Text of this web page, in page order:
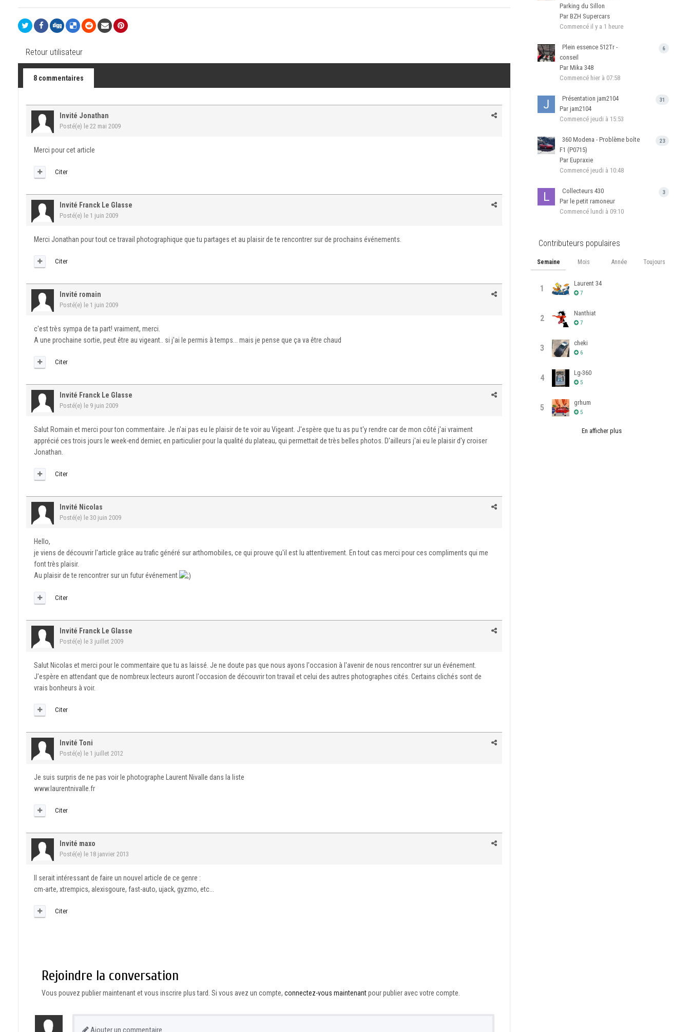
Retour utilisateur
8 commentaires
Invité Jonathan
Posté(e) le 22 mai 2009
Merci pour cet article
Citer
Invité Franck Le Glasse
Posté(e) le 1 juin 2009
Merci Jonathan pour tout ce travail photographique que tu partages et au plaisir de te rencontrer sur de prochains événements.
Citer
Invité romain
Posté(e) le 1 juin 2009
c'est très sympa de ta part! vraiment, merci.
A une prochaine sortie, peut être au vigeant.. si j'ai le permis à temps... mais je pense que ça va être chaud
Citer
Invité Franck Le Glasse
Posté(e) le 9 juin 2009
Salut Romain et merci pour ton commentaire. Je n'ai pas eu le plaisir de te voir au Vigeant. J'espère que tu as pu t'y rendre car de mon côté j'ai vraiment
apprécié ces trois jours le week-end dernier, en particulier pour la qualité du plateau, qui permettait de très belles photos. D'ailleurs j'ai eu le plaisir d'y croiser
Jonathan.
Citer
Invité Nicolas
Posté(e) le 30 juin 2009
Hello,
je viens de découvrir l'article grâce au trafic généré sur arthomobiles, ce qui prouve qu'il est lu attentivement. En tout cas merci pour ces compliments qui me
font très plaisir.
Au plaisir de te rencontrer sur un futur événement
Citer
Invité Franck Le Glasse
Posté(e) le 3 juillet 2009
Salut Nicolas et merci pour le commentaire que tu as laissé. Je ne doute pas que nous ayons l'occasion à l'avenir de nous rencontrer sur un événement.
J'espère en attendant que de nombreux lecteurs auront l'occasion de découvrir ton travail et celui des autres photographes cités. Certains clichés sont de
vrais bonheurs à voir.
Citer
Invité Toni
Posté(e) le 1 juillet 2012
Je suis surpris de ne pas voir le photographe Laurent Nivalle dans la liste
www.laurentnivalle.fr
Citer
Invité maxo
Posté(e) le 18 janvier 2013
Il serait intéressant de faire un nouvel article de ce genre :
cm-arte, xtrempics, alexisgoure, fast-auto, ujack, gyzmo, etc...
Citer
Rejoindre la conversation
Vous pouvez publier maintenant et vous inscrire plus tard. Si vous avez un compte, connectez-vous maintenantpour publier avec votre compte.
Ajouter un commentaire…
Parking du Sillon
Par BZH Supercars
Commencé il y a 1 heure
6
Plein essence 512Tr -
conseil
Par Mika 348
Commencé hier à 07:58
31
Présentation jam2104
Par jam2104
Commencé jeudi à 15:53
23
360 Modena - Problème boîte
F1 (P0715)
Par Eupraxie
Commencé jeudi à 10:48
3
Collecteurs 430
Par le petit ramoneur
Commencé lundi à 09:10
Contributeurs populaires
Semaine Mois Année Toujours
1
Laurent 34
7
2
Nanthiat
7
3
cheki
6
4
Lg-360
5
5
grhum
5
En afficher plus